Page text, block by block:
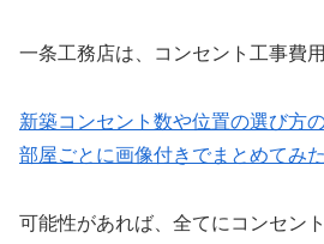
一条工務店は、コンセント工事費
新築コンセント数や位置の選び方
部屋ごとに画像付きでまとめてみた
可能性があれば、全てにコンセン